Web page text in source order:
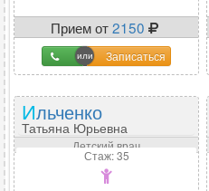
Прием от2150
Записаться
Ильченко
Татьяна Юрьевна
Детский врач
Стаж: 35